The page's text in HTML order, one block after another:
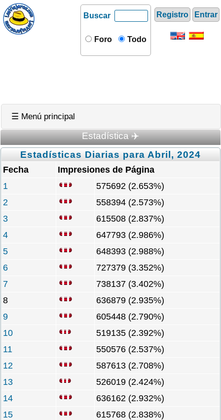
Registro Entrar
Buscar
Foro Todo
☰ Menú principal
Estadística ✈️
Estadísticas Diarias para Abril, 2024
Fecha
Impresiones de Página
1
575692 (2.653%)
2
558394 (2.573%)
3
615508 (2.837%)
4
647793 (2.986%)
5
648393 (2.988%)
6
727379 (3.352%)
7
738137 (3.402%)
8
636879 (2.935%)
9
605448 (2.790%)
10
519135 (2.392%)
11
550576 (2.537%)
12
587613 (2.708%)
13
526019 (2.424%)
14
636162 (2.932%)
15
615768 (2.838%)